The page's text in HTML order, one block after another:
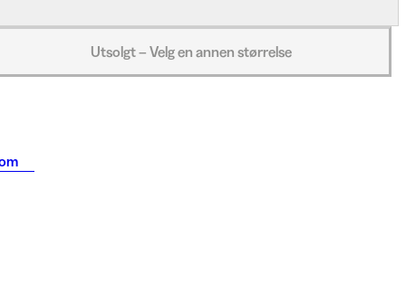
Utsolgt – Velg en annen størrelse